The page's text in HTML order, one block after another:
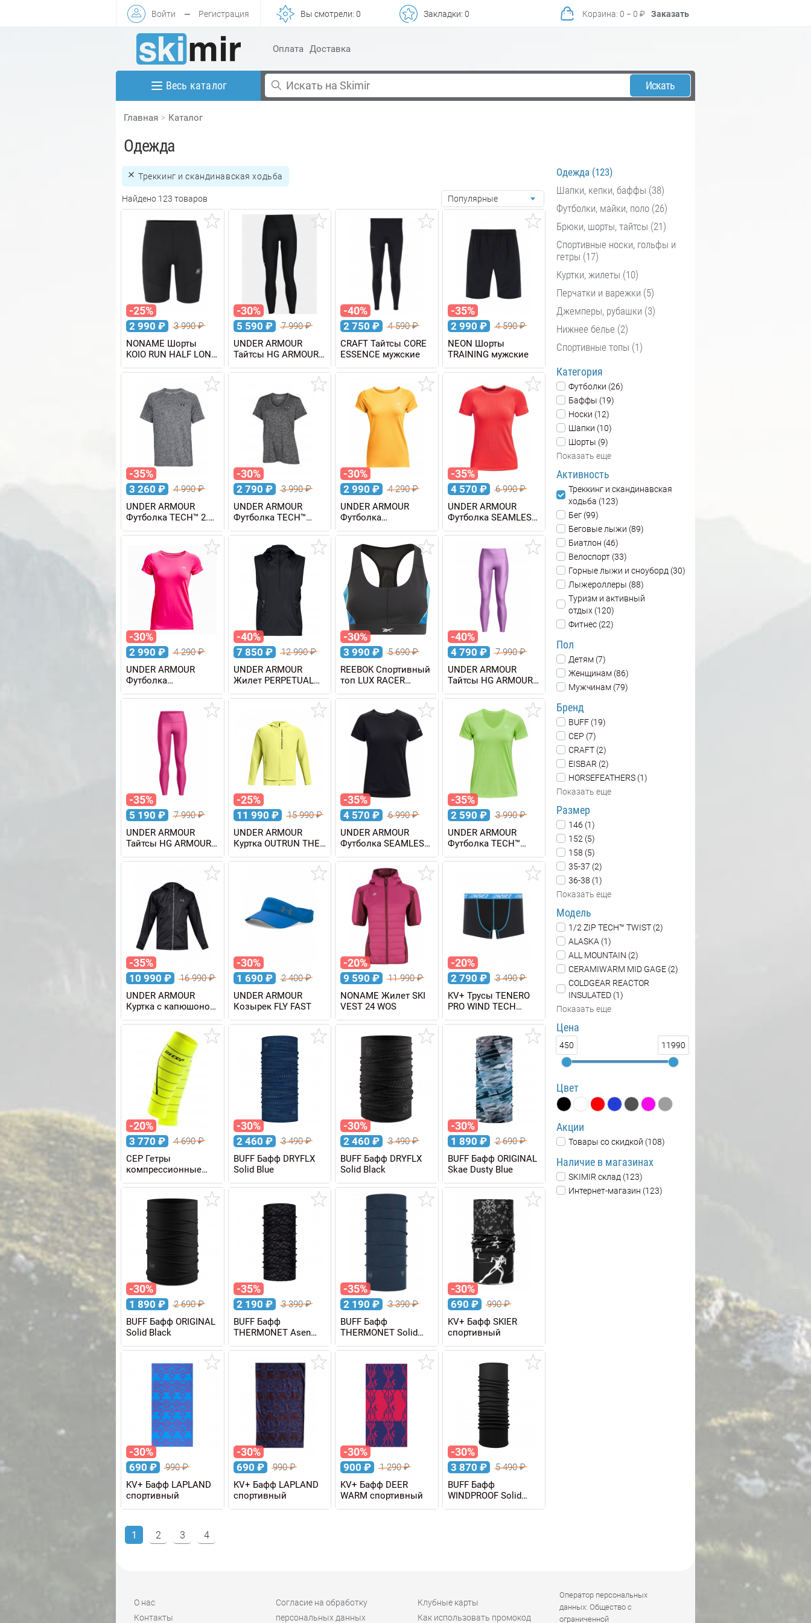
Войти — Регистрация Вы смотрели: 0 Закладки: 0 Корзина: 0 − 0 ₽ Заказать
Оплата Доставка
Весь каталог Искать
Главная Каталог
Одежда
Треккинг и скандинавская ходьба
Найдено 123 товаров Популярные
-25%
2 990 ₽ 3 990₽
NONAME Шорты
KOIO RUN HALF LONG
TIGHTS
-30%
5 590 ₽ 7 990₽
UNDER ARMOUR
Тайтсы HG ARMOUR
HIRISE LEG NS
женские
-40%
2 750 ₽ 4 590₽
CRAFT Тайтсы CORE
ESSENCE мужские
-35%
2 990 ₽ 4 590₽
NEON Шорты
TRAINING мужские
-35%
3 260 ₽ 4 990₽
UNDER ARMOUR
Футболка TECH™ 2.0
SS мужская
-30%
2 790 ₽ 3 990₽
UNDER ARMOUR
Футболка TECH™
TWIST женская
-30%
2 990 ₽ 4 290₽
UNDER ARMOUR
Футболка
HEATGEAR® ARMOUR
женская
-35%
4 570 ₽ 6 990₽
UNDER ARMOUR
Футболка SEAMLESS
RUN женская
-30%
2 990 ₽ 4 290₽
UNDER ARMOUR
Футболка
HEATGEAR® ARMOUR
женская
-40%
7 850 ₽ 12 990₽
UNDER ARMOUR
Жилет PERPETUAL
мужской
-30%
3 990 ₽ 5 690₽
REEBOK Спортивный
топ LUX RACER
COLORBLOCK BRA
-40%
4 790 ₽ 7 990₽
UNDER ARMOUR
Тайтсы HG ARMOUR
HIRISE LEG NS
женские
-35%
5 190 ₽ 7 990₽
UNDER ARMOUR
Тайтсы HG ARMOUR
HIRISE LEG NS
женские
-25%
11 990 ₽ 15 990₽
UNDER ARMOUR
Куртка OUTRUN THE
STORM JACKET
мужская
-35%
4 570 ₽ 6 990₽
UNDER ARMOUR
Футболка SEAMLESS
RUN женская
-35%
2 590 ₽ 3 990₽
UNDER ARMOUR
Футболка TECH™
TWIST женская
-35%
10 990 ₽ 16 990₽
UNDER ARMOUR
Куртка с капюшоном
STORM FOREFRONT
RAIN WP 10K/10K
-30%
1 690 ₽ 2 400₽
UNDER ARMOUR
Козырек FLY FAST
-20%
9 590 ₽ 11 990₽
NONAME Жилет SKI
VEST 24 WOS
-20%
2 790 ₽ 3 490₽
KV+ Трусы TENERO
PRO WIND TECH
мужские
-20%
3 770 ₽ 4 690₽
CEP Гетры
компрессионные
REFLECTIVE W
женские
-30%
2 460 ₽ 3 490₽
BUFF Бафф DRYFLX
Solid Blue
-30%
2 460 ₽ 3 490₽
BUFF Бафф DRYFLX
Solid Black
-30%
1 890 ₽ 2 690₽
BUFF Бафф ORIGINAL
Skae Dusty Blue
-30%
1 890 ₽ 2 690₽
BUFF Бафф ORIGINAL
Solid Black
-35%
2 190 ₽ 3 390₽
BUFF Бафф
THERMONET Asen
Graphite
-35%
2 190 ₽ 3 390₽
BUFF Бафф
THERMONET Solid
Ensign Blue
-30%
690 ₽ 990₽
KV+ Бафф SKIER
спортивный
-30%
690 ₽ 990₽
KV+ Бафф LAPLAND
спортивный
-30%
690 ₽ 990₽
KV+ Бафф LAPLAND
спортивный
-30%
900 ₽ 1 290₽
KV+ Бафф DEER
WARM спортивный
-30%
3 870 ₽ 5 490₽
BUFF Бафф
WINDPROOF Solid
New Black
1 2 3 4
Одежда (123)
Шапки, кепки, баффы (38)
Футболки, майки, поло (26)
Брюки, шорты, тайтсы (21)
Спортивные носки, гольфы и
гетры (17)
Куртки, жилеты (10)
Перчатки и варежки (5)
Джемперы, рубашки (3)
Нижнее белье (2)
Спортивные топы (1)
Категория
Футболки (26)
Баффы (19)
Носки (12)
Шапки (10)
Шорты (9)
Показать еще
Активность
Треккинг и скандинавская
ходьба (123)
Бег (99)
Беговые лыжи (89)
Биатлон (46)
Велоспорт (33)
Горные лыжи и сноуборд (30)
Лыжероллеры (88)
Туризм и активный
отдых (120)
Фитнес (22)
Пол
Детям (7)
Женщинам (86)
Мужчинам (79)
Бренд
BUFF (19)
CEP (7)
CRAFT (2)
EISBAR (2)
HORSEFEATHERS (1)
Показать еще
Размер
146 (1)
152 (5)
158 (5)
35-37 (2)
36-38 (1)
Показать еще
Модель
1/2 ZIP TECH™ TWIST (2)
ALASKA (1)
ALL MOUNTAIN (2)
CERAMIWARM MID GAGE (2)
COLDGEAR REACTOR
INSULATED (1)
Показать еще
Цена
450 11990
Цвет
Акции
Товары со скидкой (108)
Наличие в магазинах
SKIMIR склад (123)
Интернет-магазин (123)
О нас
Контакты
Согласие на обработку
персональных данных
Клубные карты
Как использовать промокод
Оператор персональных
данных: Общество с
ограниченной